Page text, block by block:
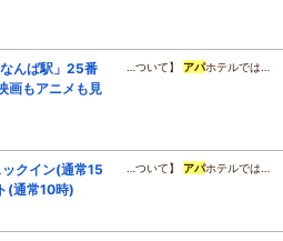
なんば駅」25番
画もアニメも見
…ついて】 アパホテルでは…
ックイン(通常15
(通常10時)
…ついて】 アパホテルでは…